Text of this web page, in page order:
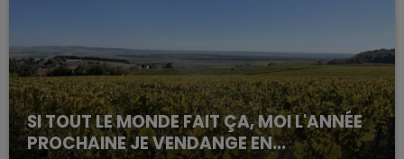
SI TOUT LE MONDE FAIT ÇA, MOI L'ANNÉE
PROCHAINE JE VENDANGE EN...